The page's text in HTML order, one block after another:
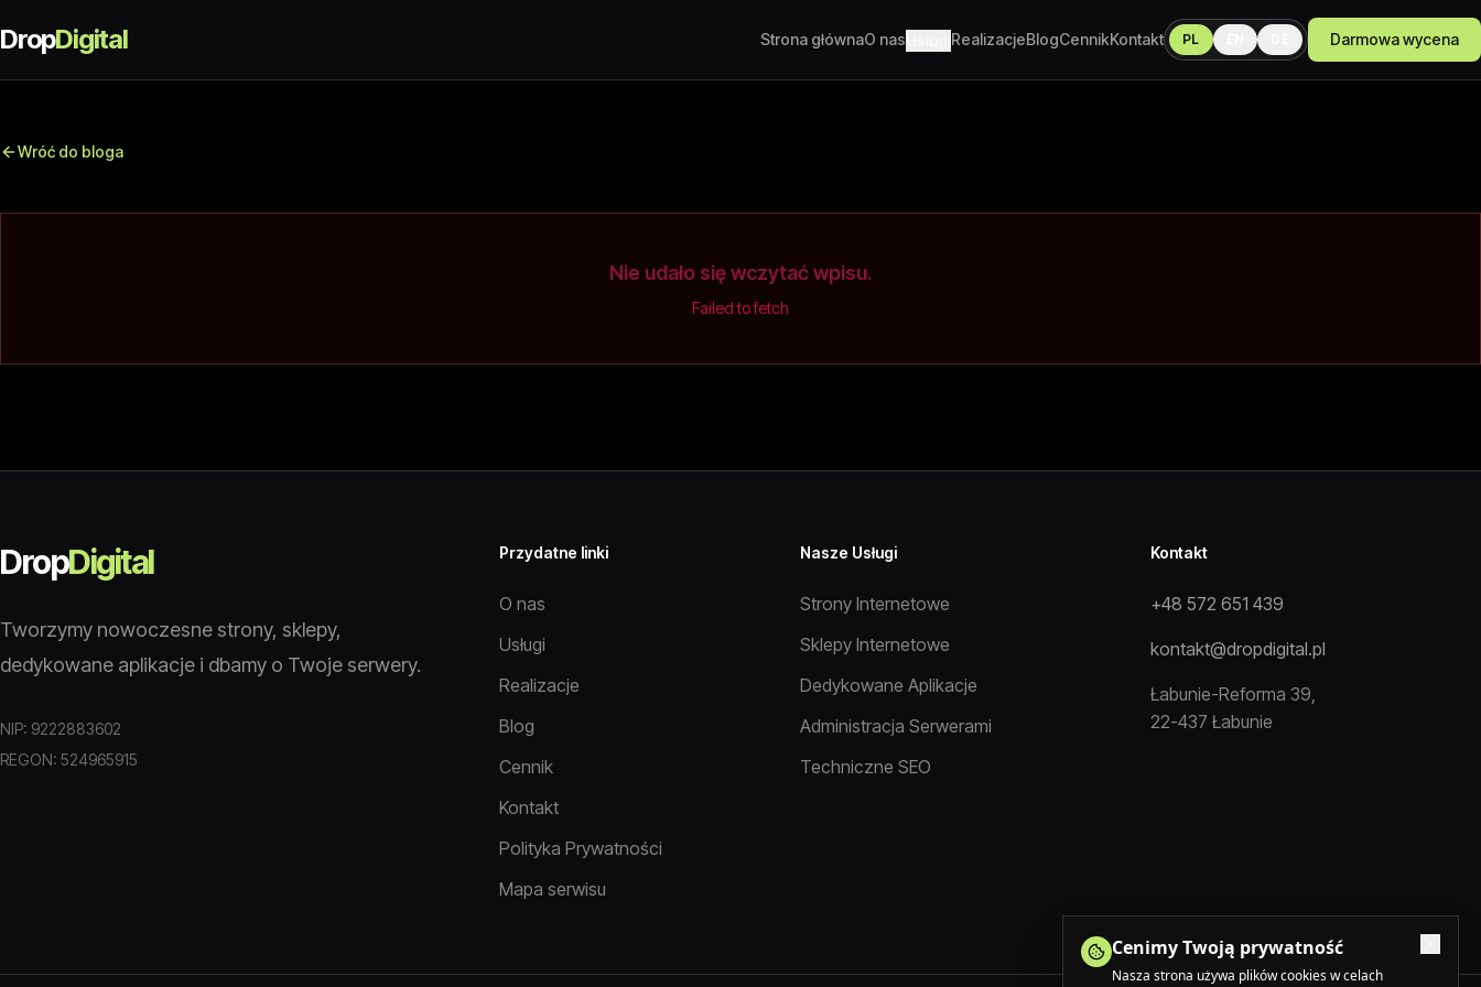
DropDigital Strona głównaO nas RealizacjeBlogCennikKontakt PL Darmowa wycena
Wróć do bloga
Nie udało się wczytać wpisu.
Failed to fetch
DropDigital
Tworzymy nowoczesne strony, sklepy,
dedykowane aplikacje i dbamy o Twoje serwery.
NIP: 9222883602
REGON: 524965915
Przydatne linki
O nas
Usługi
Realizacje
Blog
Cennik
Kontakt
Polityka Prywatności
Mapa serwisu
Nasze Usługi
Strony Internetowe
Sklepy Internetowe
Dedykowane Aplikacje
Administracja Serwerami
Techniczne SEO
Kontakt
+48 572 651 439
kontakt@dropdigital.pl
Łabunie-Reforma 39,
22-437 Łabunie
Cenimy Twoją prywatność
Nasza strona używa plików cookies w celach